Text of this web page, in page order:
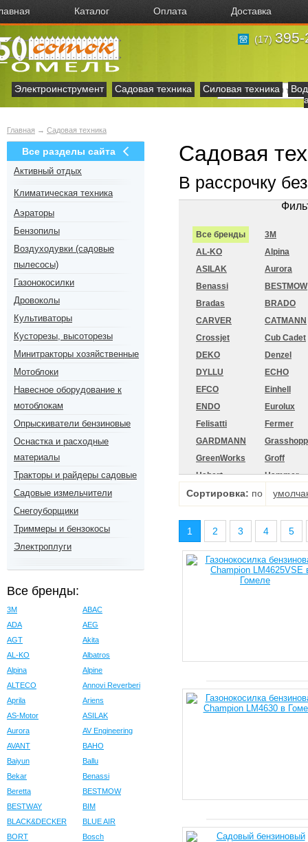
Каталог Оплата Доставка
(17) 395-
Электроинструмент Садовая техника Силовая техника
Главная → Садовая техника
Все разделы сайта
Активный отдых
Климатическая техника
Аэраторы
Бензопилы
Воздуходувки (садовые
пылесосы)
Газонокосилки
Дровоколы
Культиваторы
Кусторезы, высоторезы
Минитракторы хозяйственные
Мотоблоки
Навесное оборудование к
мотоблокам
Опрыскиватели бензиновые
Оснастка и расходные
материалы
Тракторы и райдеры садовые
Садовые измельчители
Снегоуборщики
Триммеры и бензокосы
Электроплуги
Все бренды:
3M
ABAC
ADA
AEG
AGT
Akita
AL-KO
Albatros
Alpina
Alpine
ALTECO
Annovi Reverberi
Aprila
Ariens
AS-Motor
ASILAK
Aurora
AV Engineering
AVANT
BAHO
Baiyun
Ballu
Bekar
Benassi
Beretta
BESTMOW
BESTWAY
BIM
BLACK&DECKER
BLUE AIR
BORT
Bosch
Садовая
В рассрочку
Все бренды
3M
AL-KO
Alpina
ASILAK
Aurora
Benassi
BESTMOW
Bradas
BRADO
CARVER
CATMANN
Crossjet
Cub Cadet
DEKO
Denzel
DYLLU
ECHO
EFCO
Einhell
ENDO
Eurolux
Felisatti
Fermer
GARDMANN
GreenWorks
Groff
Habert
Hammer
HDC
Hecht
Huter
HYUNDAI
Jeta Safety
Karcher
KORONA
LASKI
MasterYard
McCulloch
Robomow
Rossel
Shtenli
Skiper
ZENIT
ZEUS
Вихрь
ВРМЗ
Сортировка: по
1 2 3 4 5